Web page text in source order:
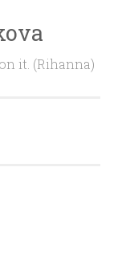
it. (Rihanna)